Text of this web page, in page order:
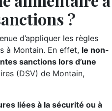
?
d’appliquer les règles
à Montain. En effet, le non-
sanctions lors d’une
(DSV) de Montain,
liées à la sécurité ou à